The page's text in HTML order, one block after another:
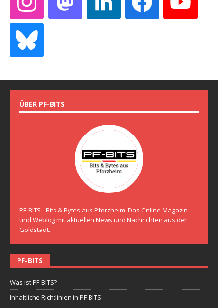
ÜBER PF-BITS
PF-BITS - Bits & Bytes aus Pforzheim. Das Online-Magazin
und Weblog mit aktuellen News und Nachrichten aus der
Goldstadt.
PF-BITS
Was ist PF-BITS?
Inhaltliche Richtlinien in PF-BITS